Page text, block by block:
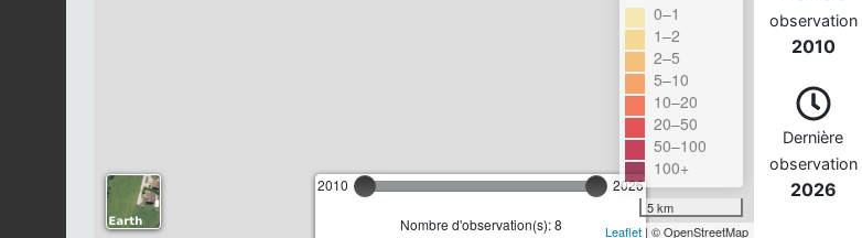
2010 2026
Nombre d'observation(s): 8
0–1
1–2
2–5
5–10
10–20
20–50
50–100
100+
5 km
Leaflet| © OpenStreetMap
observation
2010
Dernière
observation
2026